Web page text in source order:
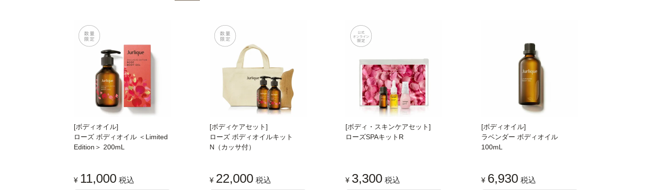
[ボディオイル]
ローズ ボディオイル ＜Limited
Edition＞ 200mL
¥ 11,000 税込
[ボディケアセット]
ローズ ボディオイルキット
N（カッサ付）
¥ 22,000 税込
[ボディ・スキンケアセット]
ローズSPAキットR
¥ 3,300 税込
[ボディオイル]
ラベンダー ボディオイル
100mL
¥ 6,930 税込